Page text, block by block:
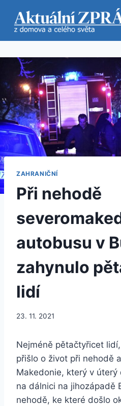
obsah
ZAHRANIČNÍ
Při nehodě
autobusu v
zahynulo
lidí
23. 11. 2021
Nejméně pětačtyřicet
přišlo o život při nehodě
Makedonie, který v úterý
na dálnici na jihozápadě
nehodě, ke které došlo